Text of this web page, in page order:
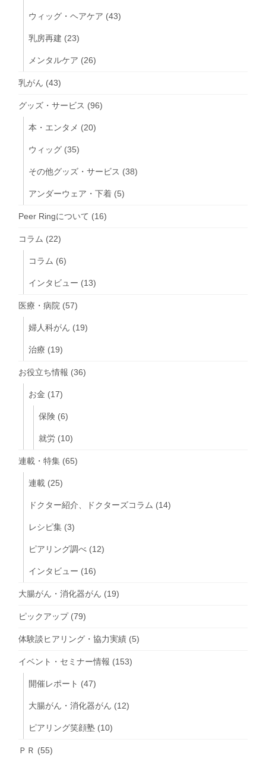
ウィッグ・ヘアケア (43)
乳房再建 (23)
メンタルケア (26)
乳がん (43)
グッズ・サービス (96)
本・エンタメ (20)
ウィッグ (35)
その他グッズ・サービス (38)
アンダーウェア・下着 (5)
Peer Ringについて (16)
コラム (22)
コラム (6)
インタビュー (13)
医療・病院 (57)
婦人科がん (19)
治療 (19)
お役立ち情報 (36)
お金 (17)
保険 (6)
就労 (10)
連載・特集 (65)
連載 (25)
ドクター紹介、ドクターズコラム (14)
レシピ集 (3)
ピアリング調べ (12)
インタビュー (16)
大腸がん・消化器がん (19)
ピックアップ(79)
体験談ヒアリング・協力実績 (5)
イベント・セミナー情報 (153)
開催レポート (47)
大腸がん・消化器がん (12)
ピアリング笑顔塾 (10)
ＰＲ (55)